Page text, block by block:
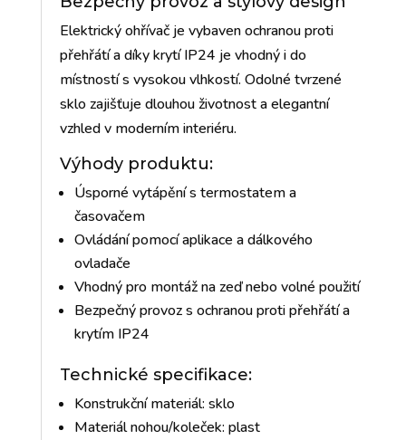
Elektrický ohřívač je vybaven ochranou proti
přehřátí a díky krytí IP24 je vhodný i do
místností s vysokou vlhkostí. Odolné tvrzené
sklo zajišťuje dlouhou životnost a elegantní
vzhled v moderním interiéru.
Výhody produktu:
Úsporné vytápění s termostatem a
časovačem
Ovládání pomocí aplikace a dálkového
ovladače
Vhodný pro montáž na zeď nebo volné použití
Bezpečný provoz s ochranou proti přehřátí a
krytím IP24
Technické specifikace:
Konstrukční materiál: sklo
Materiál nohou/koleček: plast